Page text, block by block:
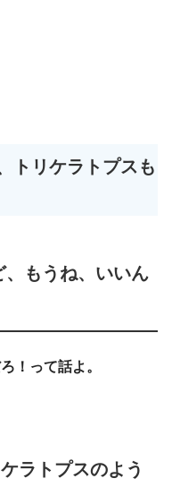
トリケラトプスも
、もうね、いいん
！って話よ。
ラトプスのよう